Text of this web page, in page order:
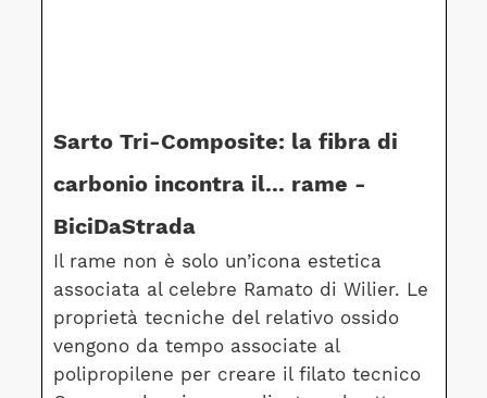
Sarto Tri-Composite: la fibra di
carbonio incontra il... rame -
BiciDaStrada
Il rame non è solo un’icona estetica
associata al celebre Ramato di Wilier. Le
proprietà tecniche del relativo ossido
vengono da tempo associate al
polipropilene per creare il filato tecnico